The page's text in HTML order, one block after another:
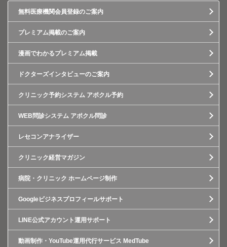
無料医療機関会員登録のご案内
プレミアム掲載のご案内
漫画でわかるプレミアム掲載
ドクターズインタビューのご案内
クリニック予約システム アポクル予約
WEB問診システム アポクル問診
レセコンアナライザー
クリニック経営マガジン
病院・クリニック ホームページ制作
Googleビジネスプロフィールサポート
LINE公式アカウント運用サポート
動画制作・YouTube運用代行サービス MedTube